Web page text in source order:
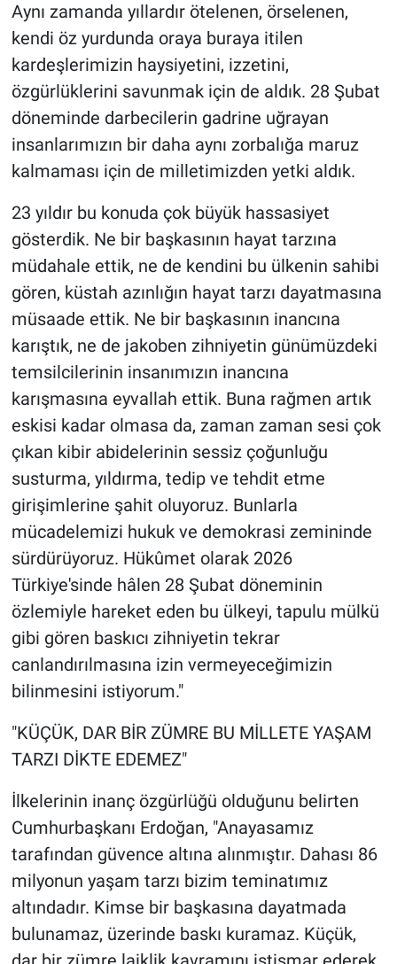
Aynı zamanda yıllardır ötelenen, örselenen,
kendi öz yurdunda oraya buraya itilen
kardeşlerimizin haysiyetini, izzetini,
özgürlüklerini savunmak için de aldık. 28 Şubat
döneminde darbecilerin gadrine uğrayan
insanlarımızın bir daha aynı zorbalığa maruz
kalmaması için de milletimizden yetki aldık.
23 yıldır bu konuda çok büyük hassasiyet
gösterdik. Ne bir başkasının hayat tarzına
müdahale ettik, ne de kendini bu ülkenin sahibi
gören, küstah azınlığın hayat tarzı dayatmasına
müsaade ettik. Ne bir başkasının inancına
karıştık, ne de jakoben zihniyetin günümüzdeki
temsilcilerinin insanımızın inancına
karışmasına eyvallah ettik. Buna rağmen artık
eskisi kadar olmasa da, zaman zaman sesi çok
çıkan kibir abidelerinin sessiz çoğunluğu
susturma, yıldırma, tedip ve tehdit etme
girişimlerine şahit oluyoruz. Bunlarla
mücadelemizi hukuk ve demokrasi zemininde
sürdürüyoruz. Hükûmet olarak 2026
Türkiye'sinde hâlen 28 Şubat döneminin
özlemiyle hareket eden bu ülkeyi, tapulu mülkü
gibi gören baskıcı zihniyetin tekrar
canlandırılmasına izin vermeyeceğimizin
bilinmesini istiyorum."
"KÜÇÜK, DAR BİR ZÜMRE BU MİLLETE YAŞAM
TARZI DİKTE EDEMEZ"
İlkelerinin inanç özgürlüğü olduğunu belirten
Cumhurbaşkanı Erdoğan, "Anayasamız
tarafından güvence altına alınmıştır. Dahası 86
milyonun yaşam tarzı bizim teminatımız
altındadır. Kimse bir başkasına dayatmada
bulunamaz, üzerinde baskı kuramaz. Küçük,